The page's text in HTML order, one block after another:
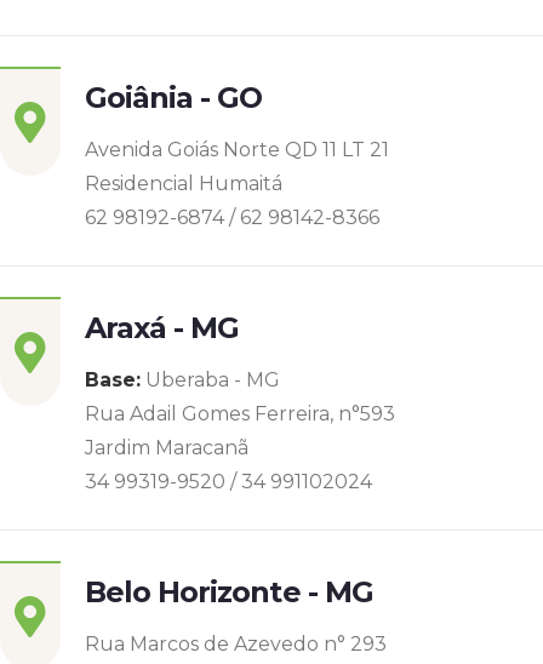
Goiânia - GO
Avenida Goiás Norte QD 11 LT 21
Residencial Humaitá
62 98192-6874 / 62 98142-8366
Araxá - MG
Base: Uberaba - MG
Rua Adail Gomes Ferreira, n°593
Jardim Maracanã
34 99319-9520 / 34 991102024
Belo Horizonte - MG
Rua Marcos de Azevedo n° 293